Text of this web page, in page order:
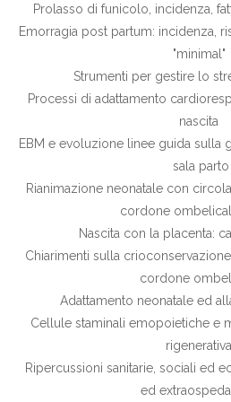
Prolasso di funicolo, incidenza,
Emorragia post partum: incidenza,
"minimal"
Strumenti per gestire lo
Processi di adattamento
nascita
EBM e evoluzione linee guida sulla
sala parto
Rianimazione neonatale con
cordone
Nascita con la placenta:
Chiarimenti sulla
cordone
Adattamento neonatale ed
Cellule staminali emopoietiche e
rigenerativa
Ripercussioni sanitarie, sociali ed
ed